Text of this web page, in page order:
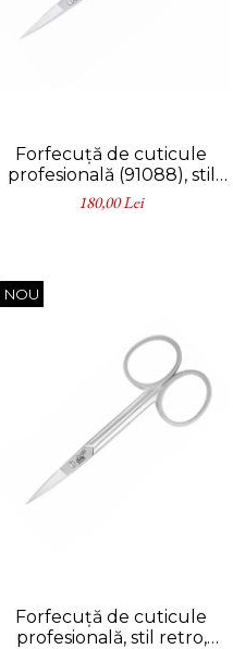
Forfecuță de cuticule
profesională (91088), stil
retro, ERBE Premium, Erbe
Solingen
180,00 Lei
NOU
Forfecuță de cuticule
profesională, stil retro,